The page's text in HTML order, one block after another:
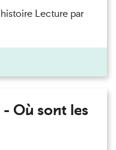
Lecture par
Où sont les